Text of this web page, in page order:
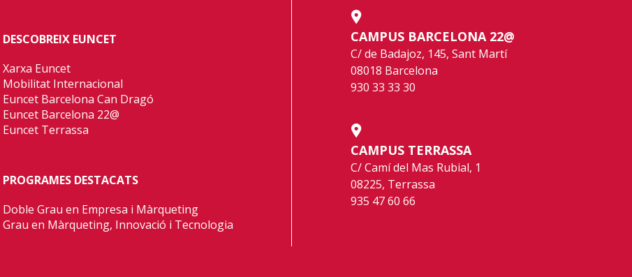
DESCOBREIX EUNCET
Xarxa Euncet
Mobilitat Internacional
Euncet Barcelona Can Dragó
Euncet Barcelona 22@
Euncet Terrassa
PROGRAMES DESTACATS
Doble Grau en Empresa i Màrqueting
Grau en Màrqueting, Innovació i Tecnologia
CAMPUS BARCELONA 22@
C/ de Badajoz, 145, Sant Martí
08018 Barcelona
930 33 33 30
CAMPUS TERRASSA
C/ Camí del Mas Rubial, 1
08225, Terrassa
935 47 60 66